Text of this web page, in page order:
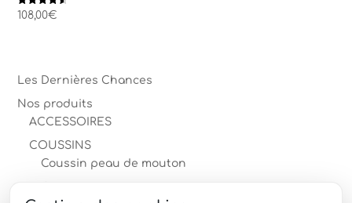
Note
108,00€
Les Dernières Chances
Nos produits
ACCESSOIRES
COUSSINS
Coussin peau de mouton